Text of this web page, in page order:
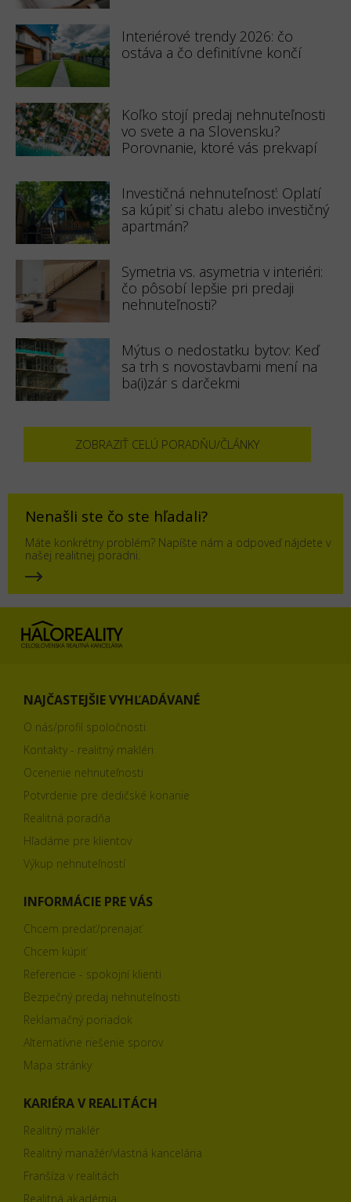
Interiérové trendy 2026: čo
ostáva a čo definitívne končí
Koľko stojí predaj nehnuteľnosti
vo svete a na Slovensku?
Porovnanie, ktoré vás prekvapí
Investičná nehnuteľnosť: Oplatí
sa kúpiť si chatu alebo investičný
apartmán?
Symetria vs. asymetria v interiéri:
čo pôsobí lepšie pri predaji
nehnuteľnosti?
Mýtus o nedostatku bytov: Keď
sa trh s novostavbami mení na
ba(i)zár s darčekmi
ZOBRAZIŤ CELÚ PORADŇU/ČLÁNKY
Nenašli ste čo ste hľadali?
Máte konkrétny problém? Napíšte nám a odpoveď nájdete v
našej realitnej poradni.
NAJČASTEJŠIE VYHĽADÁVANÉ
O nás/profil spoločnosti
Kontakty - realitný makléri
Ocenenie nehnuteľnosti
Potvrdenie pre dedičské konanie
Realitná poradňa
Hľadáme pre klientov
Výkup nehnuteľností
INFORMÁCIE PRE VÁS
Chcem predať/prenajať
Chcem kúpiť
Referencie - spokojní klienti
Bezpečný predaj nehnuteľnosti
Reklamačný poriadok
Alternatívne riešenie sporov
Mapa stránky
KARIÉRA V REALITÁCH
Realitný maklér
Realitný manažér/vlastná kancelária
Franšíza v realitách
Realitná akadémia